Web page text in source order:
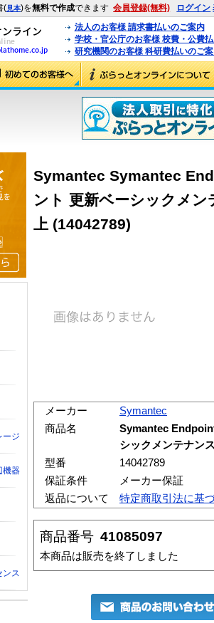
(見本)を無料で作成できます 会員登録(無料) ログイン
法人のお客様 請求書払いのご案内
学校・官公庁のお客様 校費・公費
研究機関のお客様 科研費払いのご
Symantec Symantec
ント 更新ベーシックメ
上 (14042789)
メーカー
Symantec
商品名
Symantec
シックメンテナン
型番
14042789
保証条件
メーカー保証
返品について
特定商取引法に基
商品番号 41085097
本商品は販売を終了しました
ージ
機器
ンス